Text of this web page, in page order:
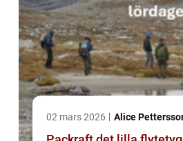
02 mars 2026 Alice